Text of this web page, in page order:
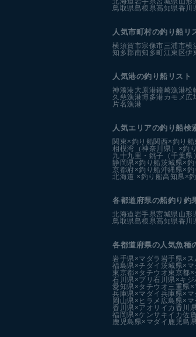
鳥取県島根県高知県香川
人気市町村の釣り船リ
横須賀市宗像市三浦市横
知多郡南知多町江東区伊
人気港の釣り船リスト
神湊港 大原港鐘崎漁港松
久慈漁港博多港カモメ広
片名漁港
人気エリアの釣り船検
関東×釣り船関西×釣り船
相模湾（神奈川県）×釣
九十九里・銚子（千葉県
静岡県×釣り船茨城県×釣
京都府×釣り船沖縄県×釣
北海道 ×釣り船高知県×
各都道府県の船釣り釣
北海道 岩手県宮城県 山形
鳥取県島根県高知県香川
各都道府県の人気魚種
岩手県×マダラ 岩手県×ス
福島県×チダイ 茨城県×マ
東京都×タチウオ東京都×
石川県×ブリ 石川県×キジ
愛知県×タチウオ三重県×
兵庫県×マダイ 兵庫県×マ
岡山県×ヒラメ 広島県×マ
香川県×アオリイカ 香川
福岡県×ケンサキイカ佐
鹿児島県×マダイ 鹿児島